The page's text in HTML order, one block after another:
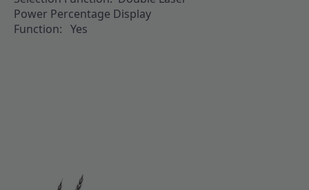
Power Percentage Display
Function: Yes